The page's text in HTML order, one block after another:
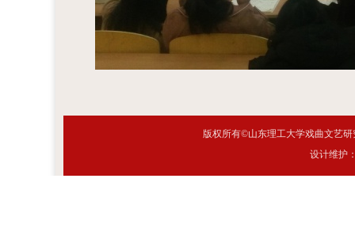
版权所有©山东理工大学戏曲文艺
设计维护